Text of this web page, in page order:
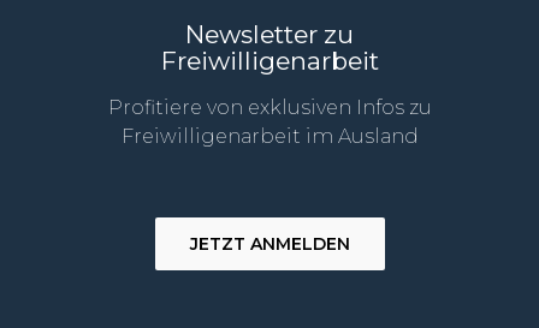
Newsletter zu
Freiwilligenarbeit
Profitiere von exklusiven Infos zu
Freiwilligenarbeit im Ausland
JETZT ANMELDEN